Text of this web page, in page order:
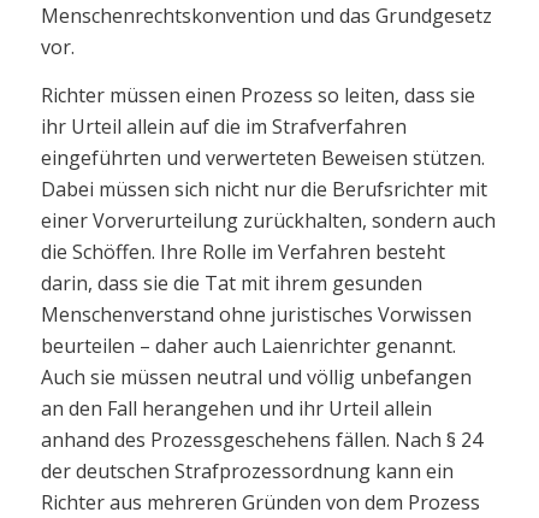
Menschenrechtskonvention und das Grundgesetz
vor.
Richter müssen einen Prozess so leiten, dass sie
ihr Urteil allein auf die im Strafverfahren
eingeführten und verwerteten Beweisen stützen.
Dabei müssen sich nicht nur die Berufsrichter mit
einer Vorverurteilung zurückhalten, sondern auch
die Schöffen. Ihre Rolle im Verfahren besteht
darin, dass sie die Tat mit ihrem gesunden
Menschenverstand ohne juristisches Vorwissen
beurteilen – daher auch Laienrichter genannt.
Auch sie müssen neutral und völlig unbefangen
an den Fall herangehen und ihr Urteil allein
anhand des Prozessgeschehens fällen. Nach § 24
der deutschen Strafprozessordnung kann ein
Richter aus mehreren Gründen von dem Prozess